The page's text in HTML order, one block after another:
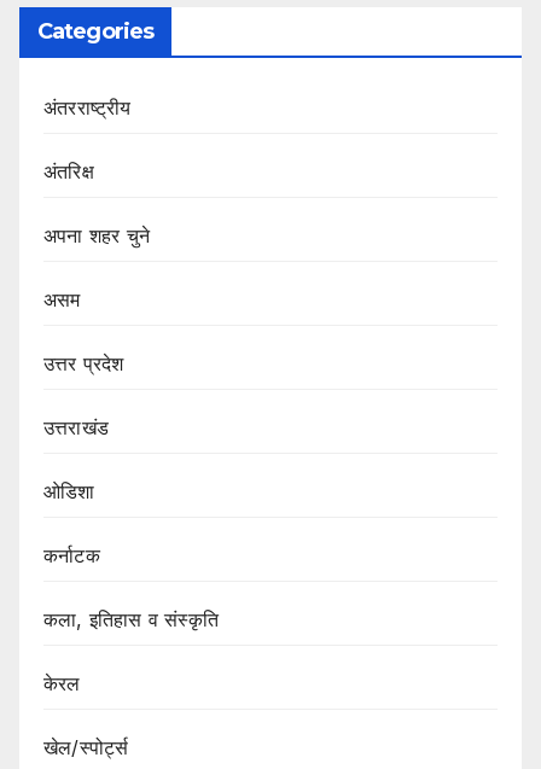
Categories
अंतरराष्ट्रीय
अंतरिक्ष
अपना शहर चुने
असम
उत्तर प्रदेश
उत्तराखंड
ओडिशा
कर्नाटक
कला, इतिहास व संस्कृति
केरल
खेल/स्पोर्ट्स